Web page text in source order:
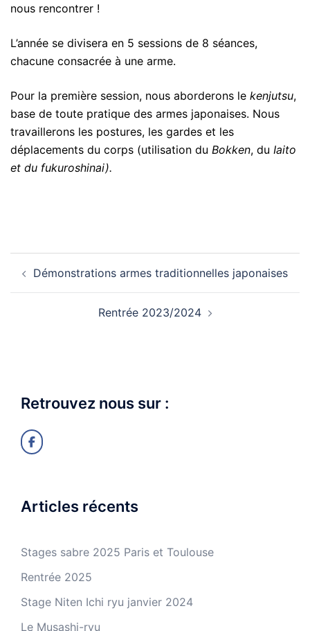
nous rencontrer !
L’année se divisera en 5 sessions de 8 séances,
chacune consacrée à une arme.
Pour la première session, nous aborderons le kenjutsu,
base de toute pratique des armes japonaises. Nous
travaillerons les postures, les gardes et les
déplacements du corps (utilisation du Bokken, du Iaito
et du fukuroshinai).
d’article
Démonstrations armes traditionnelles japonaises
Rentrée 2023/2024
Retrouvez nous sur :
Articles récents
Stages sabre 2025 Paris et Toulouse
Rentrée 2025
Stage Niten Ichi ryu janvier 2024
Le Musashi-ryu